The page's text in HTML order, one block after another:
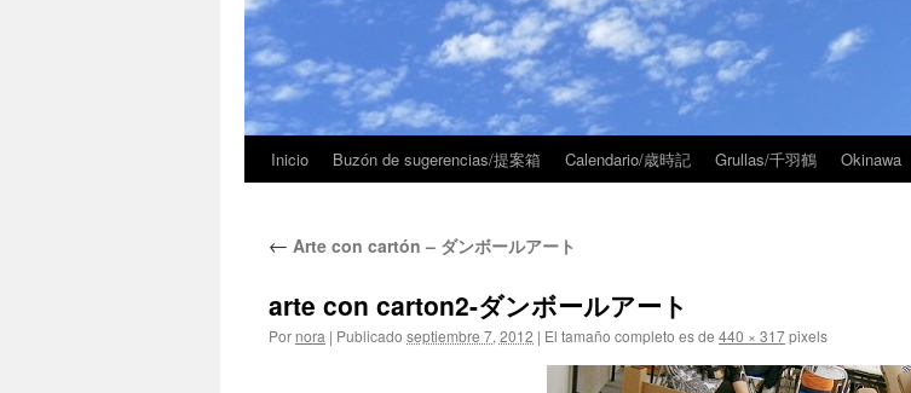
Inicio Buzón de sugerencias/提案箱 Calendario/歳時記 Grullas/千羽鶴 Okinawa
← Arte con cartón – ダンボールアート
arte con carton2-ダンボールアート
Por nora | Publicado septiembre 7, 2012 | El tamaño completo es de 440 × 317pixels